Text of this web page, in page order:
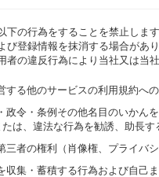
下の行為をすることを禁止しま
び登録情報を抹消する場合があ
者の違反行為により当社又は当
する他のサービスの利用規約へ
政令・条例その他名目のいかん
は、違法な行為を勧誘、助長す
三者の権利（肖像権、プライバ
収集・蓄積する行為および自己